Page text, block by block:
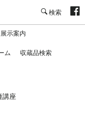
展示案内
ム 収蔵品検索
講座